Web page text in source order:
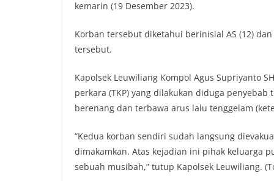
kemarin (19 Desember 2023).
Korban tersebut diketahui berinisial AS (12)
tersebut.
Kapolsek Leuwiliang Kompol Agus Supriyanto
perkara (TKP) yang dilakukan diduga
berenang dan terbawa arus lalu tenggelam
“Kedua korban sendiri sudah langsung
dimakamkan. Atas kejadian ini pihak keluarga
sebuah musibah,” tutup Kapolsek Leuwiliang.